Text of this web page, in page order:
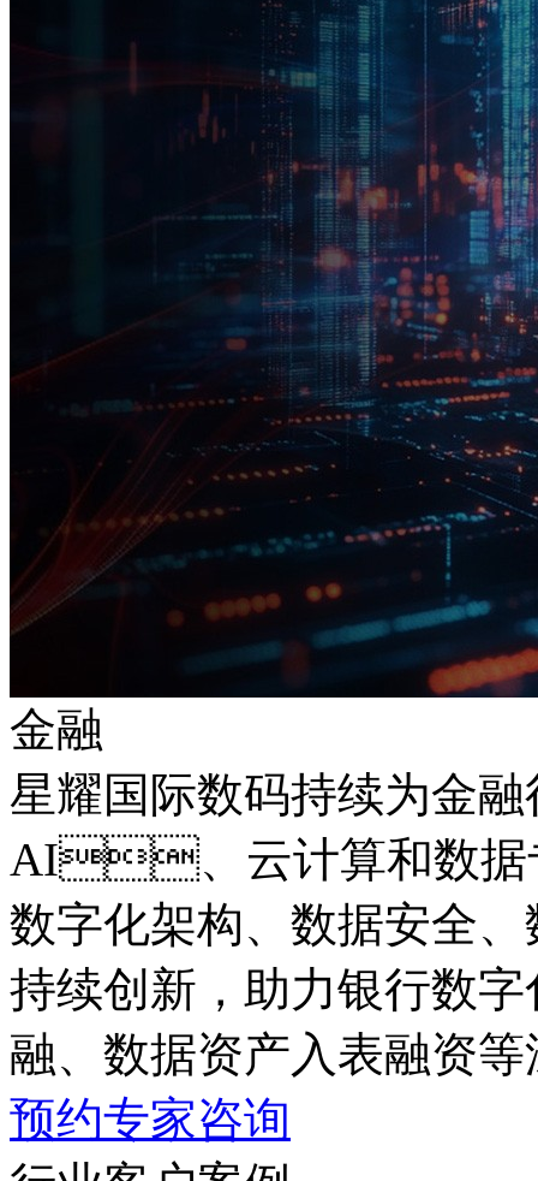
金融
星耀国际数码持续为金
AI、云计算和数据专业
数字化架构、数据安全
持续创新，助力银行数
融、数据资产入表融资
预约专家咨询